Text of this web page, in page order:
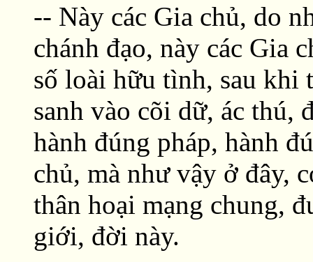
-- Này các Gia chủ, do
chánh đạo, này các Gia
số loài hữu tình, sau khi
sanh vào cõi dữ, ác thú,
hành đúng pháp, hành
chủ, mà như vậy ở đây,
thân hoại mạng chung,
giới, đời này.